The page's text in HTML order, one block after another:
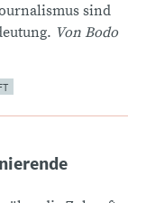
sind
Von Bodo